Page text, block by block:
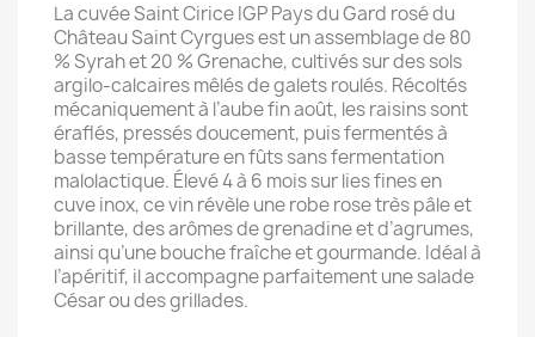
La cuvée Saint Cirice IGP Pays du Gard rosé du
Château Saint Cyrgues est un assemblage de 80
% Syrah et 20 % Grenache, cultivés sur des sols
argilo-calcaires mêlés de galets roulés. Récoltés
mécaniquement à l’aube fin août, les raisins sont
éraflés, pressés doucement, puis fermentés à
basse température en fûts sans fermentation
malolactique. Élevé 4 à 6 mois sur lies fines en
cuve inox, ce vin révèle une robe rose très pâle et
brillante, des arômes de grenadine et d’agrumes,
ainsi qu’une bouche fraîche et gourmande. Idéal à
l’apéritif, il accompagne parfaitement une salade
César ou des grillades.